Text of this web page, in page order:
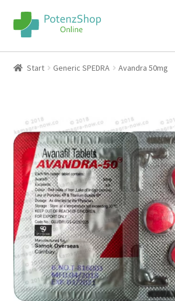
Home
Über uns
Blog
Sitemap
Warenkorb
Kontakt
Start Generic SPEDRA Avandra 50mg